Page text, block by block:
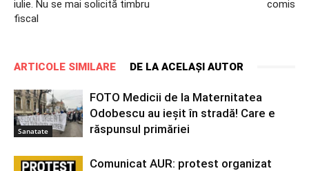
iulie. Nu se mai solicită timbru
fiscal
comis
ARTICOLE SIMILARE DE LA ACELAȘI AUTOR
Sanatate
FOTO Medicii de la Maternitatea
Odobescu au ieșit în stradă! Care e
răspunsul primăriei
Comunicat AUR: protest organizat